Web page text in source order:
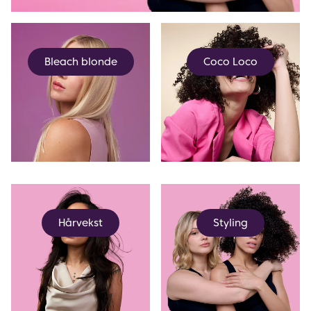
Bleach blonde Coco Loco
Hårvekst Styling